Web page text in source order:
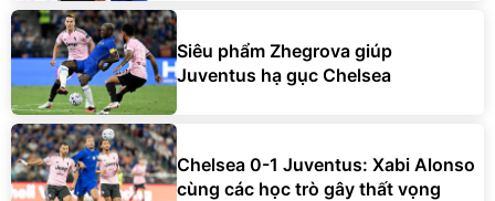
Siêu phẩm Zhegrova giúp
Juventus hạ gục Chelsea
Chelsea 0-1 Juventus: Xabi Alonso
cùng các học trò gây thất vọng